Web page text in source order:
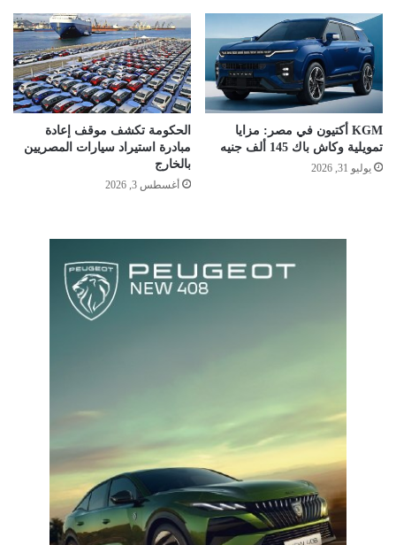
KGM أكتيون في مصر: مزايا
تمويلية وكاش باك 145 ألف جنيه
يوليو 31, 2026
الحكومة تكشف موقف إعادة
مبادرة استيراد سيارات المصريين
بالخارج
أغسطس 3, 2026